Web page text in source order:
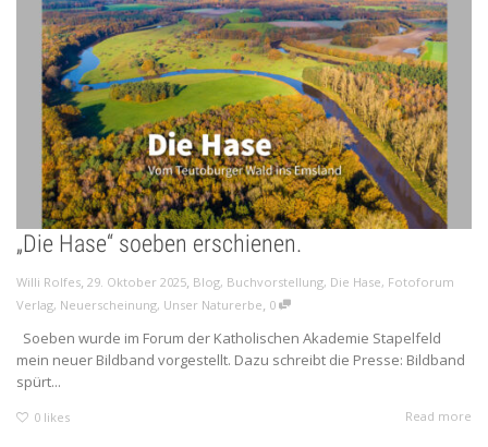
„Die Hase“ soeben erschienen.
Willi Rolfes, 29. Oktober 2025, Blog, Buchvorstellung, Die Hase, Fotoforum
Verlag, Neuerscheinung, Unser Naturerbe, 0
Soeben wurde im Forum der Katholischen Akademie Stapelfeld
mein neuer Bildband vorgestellt. Dazu schreibt die Presse: Bildband
spürt...
0 likes Read more